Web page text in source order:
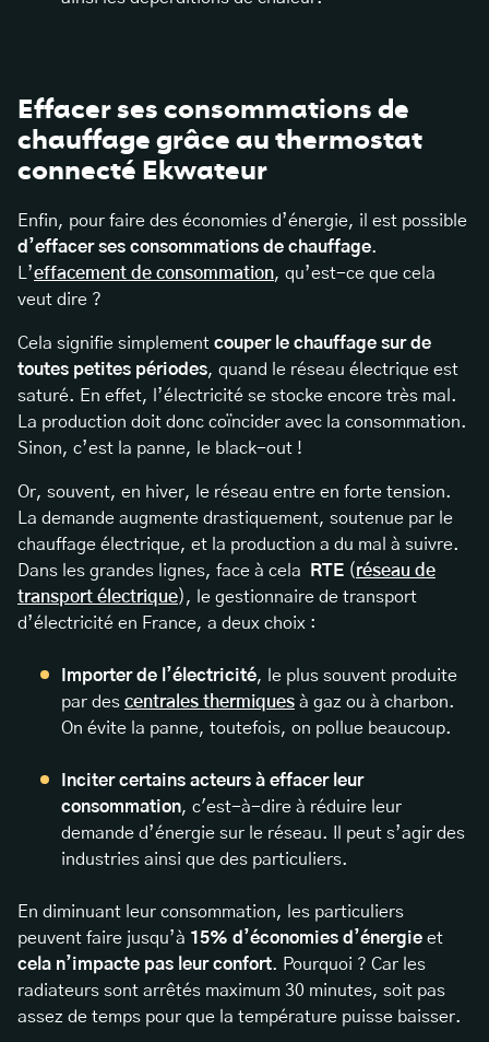
Effacer ses consommations de
chauffage grâce au thermostat
connecté Ekwateur
Enfin, pour faire des économies d’énergie, il est possible
d’effacer ses consommations de chauffage.
L’effacement de consommation, qu’est-ce que cela
veut dire ?
Cela signifie simplement couper le chauffage sur de
toutes petites périodes, quand le réseau électrique est
saturé. En effet, l’électricité se stocke encore très mal.
La production doit donc coïncider avec la consommation.
Sinon, c’est la panne, le black-out !
Or, souvent, en hiver, le réseau entre en forte tension.
La demande augmente drastiquement, soutenue par le
chauffage électrique, et la production a du mal à suivre.
Dans les grandes lignes, face à cela
RTE (réseau de
transport électrique), le gestionnaire de transport
d’électricité en France, a deux choix :
Importer de l’électricité, le plus souvent produite
par des centrales thermiques à gaz ou à charbon.
On évite la panne, toutefois, on pollue beaucoup.
Inciter certains acteurs à effacer leur
consommation, c'est-à-dire à réduire leur
demande d’énergie sur le réseau. Il peut s’agir des
industries ainsi que des particuliers.
En diminuant leur consommation, les particuliers
peuvent faire jusqu’à 15% d’économies d’énergie et
cela n’impacte pas leur confort. Pourquoi ? Car les
radiateurs sont arrêtés maximum 30 minutes, soit pas
assez de temps pour que la température puisse baisser.